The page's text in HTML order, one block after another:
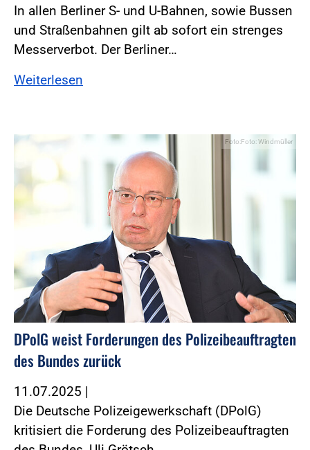
In allen Berliner S- und U-Bahnen, sowie Bussen
und Straßenbahnen gilt ab sofort ein strenges
Messerverbot. Der Berliner…
Weiterlesen
Foto:Foto: Windmüller
DPolG weist Forderungen des Polizeibeauftragten
des Bundes zurück
11.07.2025 |
Die Deutsche Polizeigewerkschaft (DPolG)
kritisiert die Forderung des Polizeibeauftragten